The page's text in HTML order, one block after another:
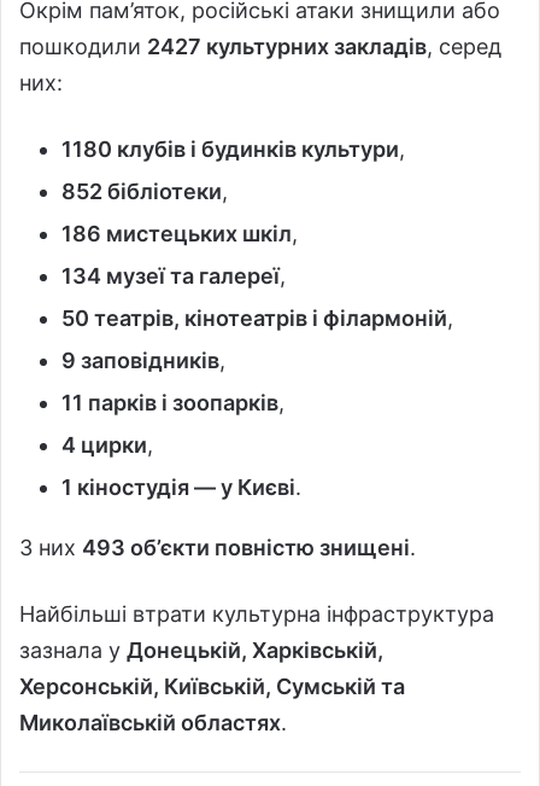
Окрім пам’яток, російські атаки знищили або
пошкодили 2427 культурних закладів, серед
них:
1180 клубів і будинків культури,
852 бібліотеки,
186 мистецьких шкіл,
134 музеї та галереї,
50 театрів, кінотеатрів і філармоній,
9 заповідників,
11 парків і зоопарків,
4 цирки,
1 кіностудія — у Києві.
З них 493 об’єкти повністю знищені.
Найбільші втрати культурна інфраструктура
зазнала у Донецькій, Харківській,
Херсонській, Київській, Сумській та
Миколаївській областях.